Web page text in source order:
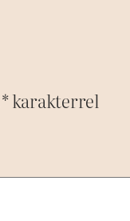
*karakterrel